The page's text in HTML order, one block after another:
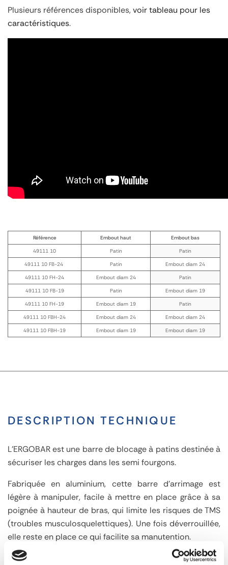
Plusieurs références disponibles,voir tableau pour les
caractéristiques.
Référence Embout haut
Embout bas
49111 10
Patin
Patin
49111 10 FB-24
Patin
Embout diam 24
49111 10 FH-24
Embout diam 24
Patin
49111 10 FB-19
Patin
Embout diam 19
49111 10 FH-19
Embout diam 19
Patin
49111 10 FBH-24
Embout diam 24
Embout diam 24
49111 10 FBH-19
Embout diam 19 Embout diam 19
DESCRIPTION TECHNIQUE
L'ERGOBAR est une barre de blocage à patins destinée à
sécuriser les charges dans les semi fourgons.
Fabriquée en aluminium, cette barre d'arrimage est
légère à manipuler, facile à mettre en place grâce à sa
poignée à hauteur de bras, qui limite les risques de TMS
(troubles musculosquelettiques). Une fois déverrouillée,
elle reste en place ce qui facilite sa manutention.
Ergonomie : facile et rapide à installer : Mise en place